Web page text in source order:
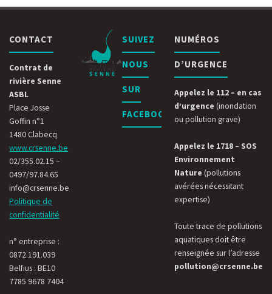
CONTACT
Contrat de
rivière Senne
ASBL
Place Josse
Goffin n°1
1480 Clabecq
www.crsenne.be
02/355.02.15 –
0497/97.84.65
info@crsenne.be
Politique de
confidentialité
n° entreprise :
0872.191.039
Belfius : BE10
7785 9678 7404
SUIVEZ
NOUS
SUR
FACEBOOK
NUMÉROS
D’URGENCE
Appelez le 112 – en cas
d’urgence (inondation
ou pollution grave)
Appelez le 1718 – SOS
Environnement
Nature (pollutions
avérées nécessitant
expertise)
Toute trace de pollutions
aquatiques doit être
renseignée sur l’adresse
pollution@crsenne.be